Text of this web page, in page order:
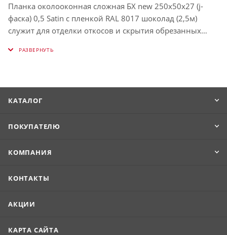
Планка околооконная сложная БХ new 250х50х27 (j-
фаска) 0,5 Satin с пленкой RAL 8017 шоколад (2,5м)
служит для отделки откосов и скрытия обрезанных
выделяет его. Использование таких планок облегчает
КАТАЛОГ
ПОКУПАТЕЛЮ
КОМПАНИЯ
КОНТАКТЫ
АКЦИИ
КАРТА САЙТА